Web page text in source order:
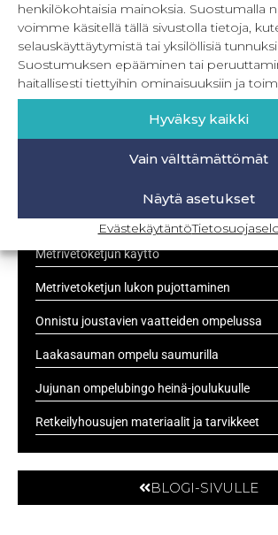
henkilökohtaisia mainoksia. Suostumalla
voimme käsitellä tällä sivustolla tietoja,
selauskäyttäytymistä tai yksilöllisiä
Suostumuksen epääminen tai
haitallisesti tiettyihin ominaisuuksiin ja
Hyväksy kaikki
Vain välttämättömät
Näytä asetukset
Evästekäytäntö
UUSIMMAT
Bokserikuminauhan ompelu
Metrivetoketjun käyttö
Metrivetoketjun lukon pujottaminen
Onnistu joustavien vaatteiden ompelussa
Laakasauman ompelu saumurilla
Jujunan ompelubingo heinä-joulukuulle
Retkeilyhousujen materiaalit ja tarvikkeet
BLOGI-SIVULLE
LUE LISÄÄ »